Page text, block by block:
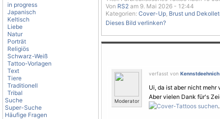
in progress
Japanisch
Keltisch
Liebe
Natur
Porträt
Religiös
Schwarz-Weiß
Tattoo-Vorlagen
Text
Tiere
Traditionell
Tribal
Suche
Super-Suche
Häufige Fragen
Von RS2 am 9. Mai 2026 - 12:44
Kategorien: Cover-Up, Brust und
Dieses Bild verlinken?
Moderator
verfasst von Kennstdeehnich
Ui, da ist aber nicht mehr
Aber vielen Dank für's
.